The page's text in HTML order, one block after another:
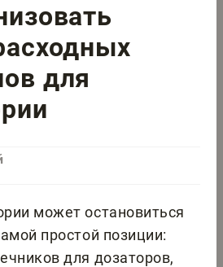
для
может остановиться
простой позиции:
для дозаторов,